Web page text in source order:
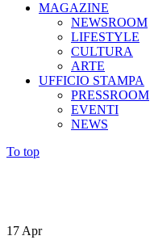
MAGAZINE
NEWSROOM
LIFESTYLE
CULTURA
ARTE
UFFICIO STAMPA
PRESSROOM
EVENTI
NEWS
To top
17 Apr